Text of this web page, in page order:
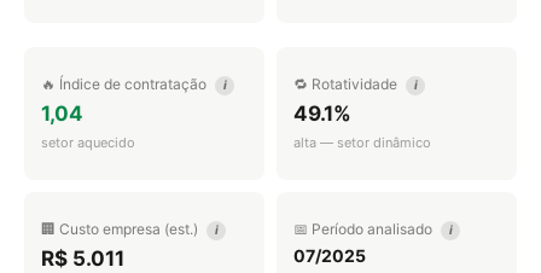
🔥 Índice de contratação i
1,04
setor aquecido
🔁 Rotatividade i
49.1%
alta — setor dinâmico
🏢 Custo empresa (est.) i
R$ 5.011
📅 Período analisado i
07/2025